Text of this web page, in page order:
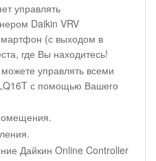
управлять
Daikin VRV
(с выходом в
где Вы находитесь!
управлять всеми
с помощью Вашего
Дайкин Online Controller